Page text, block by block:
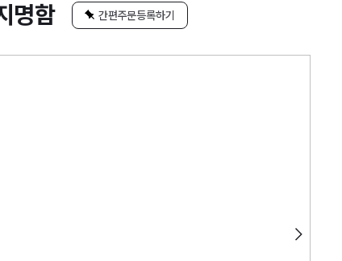
명함 간편주문등록하기